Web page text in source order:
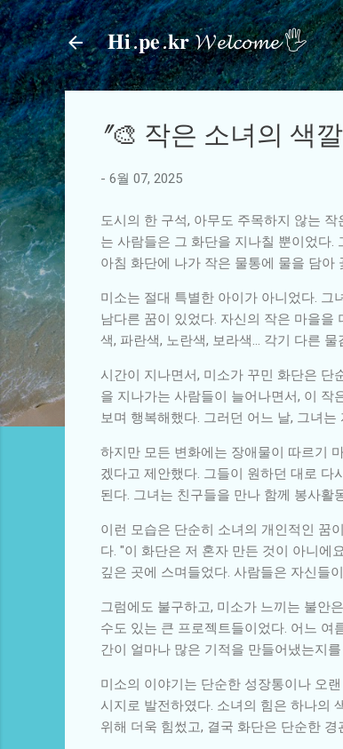
𝐇𝐢.𝐩𝐞.𝐤𝐫 𝓦𝓮𝓵𝓬𝓸𝓶𝓮 🖐
"🎨 작은 소녀의 색
- 6월 07, 2025
도시의 한 구석, 아무도 주목하지 않는
는 사람들은 그 화단을 지나칠 뿐이었다.
아침 화단에 나가 작은 물통에 물을 담아
미소는 절대 특별한 아이가 아니었다. 그
남다른 꿈이 있었다. 자신의 작은 마을을
색, 파란색, 노란색, 보라색… 각기 다른
시간이 지나면서, 미소가 꾸민 화단은 단
을 지나가는 사람들이 늘어나면서, 이
보며 행복해했다. 그러던 어느 날, 그녀
하지만 모든 변화에는 장애물이 따르기
겠다고 제안했다. 그들이 원하던 대로 다
된다. 그녀는 친구들을 만나 함께 봉사활
이런 모습은 단순히 소녀의 개인적인 꿈
다. "이 화단은 저 혼자 만든 것이 아니에
깊은 곳에 스며들었다. 사람들은 자신들
그럼에도 불구하고, 미소가 느끼는 불안
수도 있는 큰 프로젝트들이었다. 어느 여
간이 얼마나 많은 기적을 만들어냈는지
미소의 이야기는 단순한 성장통이나 오
시지로 발전하였다. 소녀의 힘은 하나의
위해 더욱 힘썼고, 결국 화단은 단순한